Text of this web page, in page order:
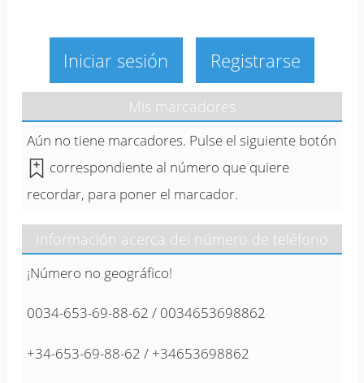
Iniciar sesión Registrarse
Mis marcadores
Aún no tiene marcadores. Pulse el siguiente botón
correspondiente al número que quiere
recordar, para poner el marcador.
Información acerca del número de teléfono
¡Número no geográfico!
0034-653-69-88-62 / 0034653698862
+34-653-69-88-62 / +34653698862